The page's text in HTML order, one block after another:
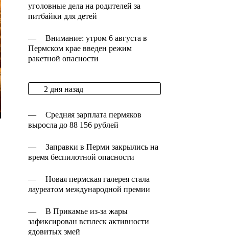
уголовные дела на родителей за
питбайки для детей
—
Внимание: утром 6 августа в
Пермском крае введен режим
ракетной опасности
2 дня назад
—
Средняя зарплата пермяков
выросла до 88 156 рублей
—
Заправки в Перми закрылись на
время беспилотной опасности
—
Новая пермская галерея стала
лауреатом международной премии
—
В Прикамье из-за жары
зафиксирован всплеск активности
ядовитых змей